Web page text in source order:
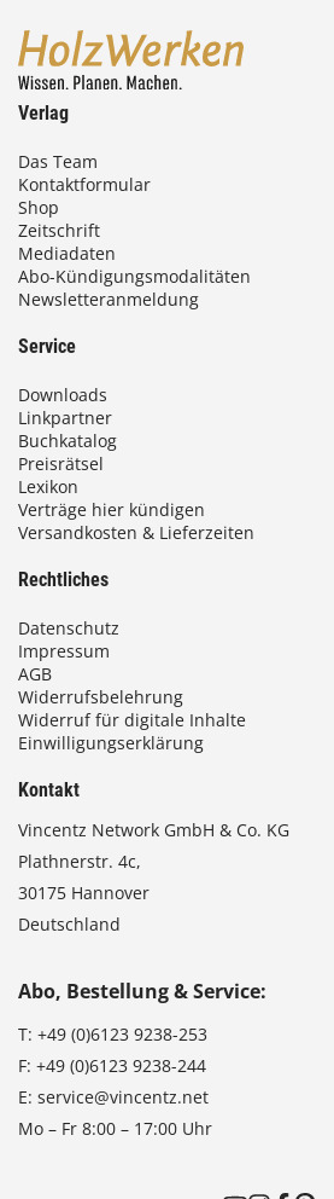
Verlag
Das Team
Kontaktformular
Shop
Zeitschrift
Mediadaten
Abo-Kündigungsmodalitäten
Newsletteranmeldung
Service
Downloads
Linkpartner
Buchkatalog
Preisrätsel
Lexikon
Verträge hier kündigen
Versandkosten & Lieferzeiten
Rechtliches
Datenschutz
Impressum
AGB
Widerrufsbelehrung
Widerruf für digitale Inhalte
Einwilligungserklärung
Kontakt
Vincentz Network GmbH & Co. KG
Plathnerstr. 4c,
30175 Hannover
Deutschland
Abo, Bestellung & Service:
T: +49 (0)6123 9238-253
F: +49 (0)6123 9238-244
E: service@vincentz.net
Mo – Fr 8:00 – 17:00 Uhr